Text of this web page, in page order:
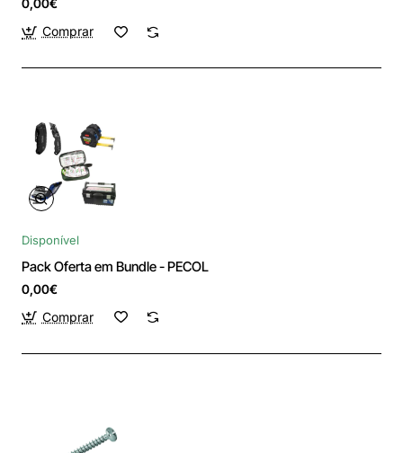
0,00€
Comprar
Disponível
Pack Oferta em Bundle - PECOL
0,00€
Comprar